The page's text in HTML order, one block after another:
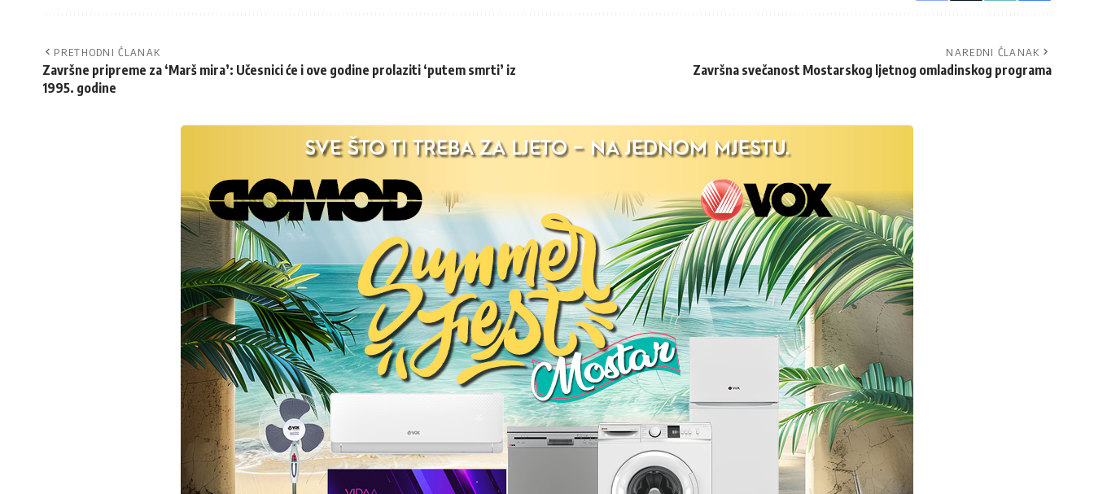
PRETHODNI ČLANAK
Završne pripreme za ‘Marš mira’: Učesnici će i ove godine prolaziti ‘putem smrti’ iz
1995. godine
NAREDNI ČLANAK
Završna svečanost Mostarskog ljetnog omladinskog programa